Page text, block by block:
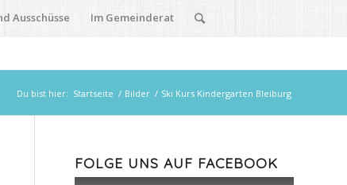
Ausschüsse Im Gemeinderat
Du bist hier: Startseite / Bilder / Ski Kurs Kindergarten Bleiburg
FOLGE UNS AUF FACEBOOK